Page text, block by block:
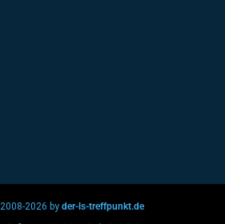
2026 by der-ls-treffpunkt.de